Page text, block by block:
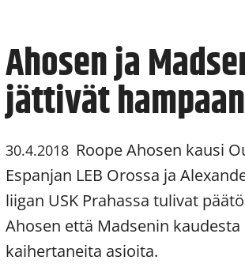
Ahosen ja
jättivät
30.4.2018 Roope Ahosen kausi
Espanjan LEB Orossa ja
liigan USK Prahassa tulivat
Ahosen että Madsenin
kaihertaneita asioita.